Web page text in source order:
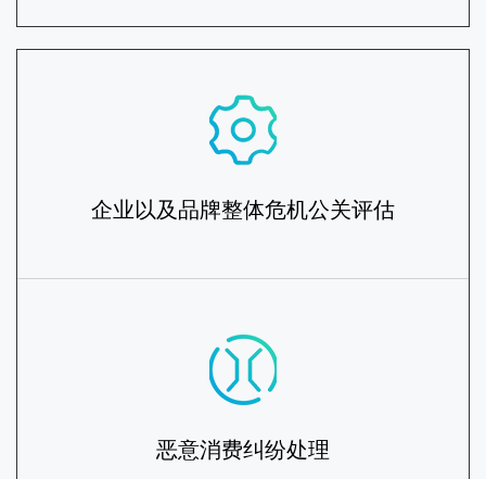
企业以及品牌整体危机公关评估
恶意消费纠纷处理